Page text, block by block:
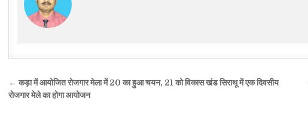
Post
navigation
← कड़ा में आयोजित रोजगार मेला में 20 का हुआ चयन, 21 को विकास खंड सिराथू में एक दिवसीय
रोजगार मेले का होगा आयोजन